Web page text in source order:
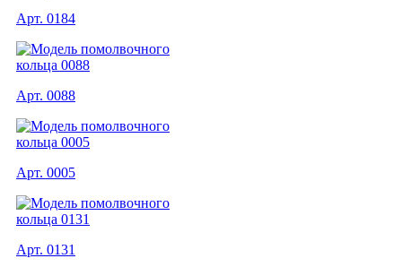
Арт. 0184
Арт. 0088
Арт. 0005
Арт. 0131